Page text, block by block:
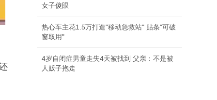
女子傻眼
热心车主花1.5万打造"移动急救站" 贴条"可破
窗取用"
4岁自闭症男童走失4天被找到 父亲：不是被
人贩子抱走